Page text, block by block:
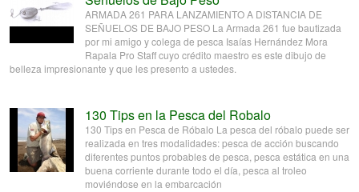
ARMADA 261 PARA LANZAMIENTO A DISTANCIA DE
SEÑUELOS DE BAJO PESO La Armada 261 fue bautizada
por mi amigo y colega de pesca Isaías Hernández Mora
Rapala Pro Staff cuyo crédito maestro es este dibujo de
belleza impresionante y que les presento a ustedes.
130 Tips en la Pesca del Robalo
130 Tips en Pesca de Róbalo La pesca del róbalo puede ser
realizada en tres modalidades: pesca de acción buscando
diferentes puntos probables de pesca, pesca estática en una
buena corriente durante todo el día, pesca al troleo
moviéndose en la embarcación